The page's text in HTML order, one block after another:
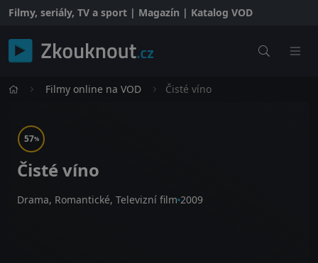
Filmy, seriály, TV a sport | Magazín | Katalog VOD
Filmy online na VOD Čisté víno
57%
Čisté víno
Drama, Romantické, Televizní film 2009